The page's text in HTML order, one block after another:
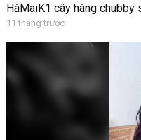
HàMaiK1 cây hàng
11 tháng trước